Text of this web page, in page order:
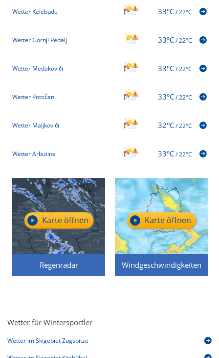
Wetter Kelebude 33°C/22°C
Wetter Gornji Pedalj 33°C/22°C
Wetter Medakovići 33°C/22°C
Wetter Potočani 33°C/22°C
Wetter Maljkovići 32°C/22°C
Wetter Arbutine 33°C/22°C
Regenradar
Karte öffnen
Windgeschwindigkeiten
Karte öffnen
Wetter für Wintersportler
Wetter im Skigebiet Zugspitze